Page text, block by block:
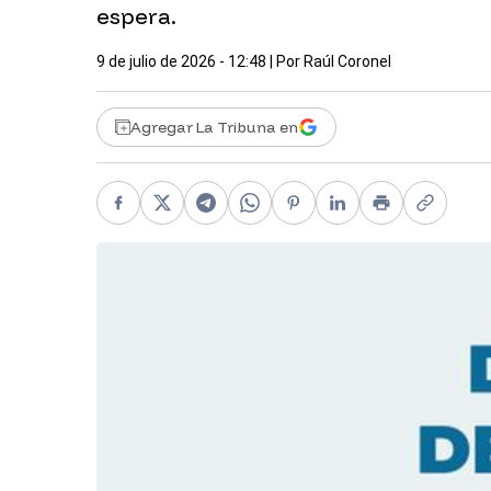
espera.
9 de julio de 2026 - 12:48 | Por Raúl Coronel
Agregar La Tribuna en
Facebook
X TelegramWhatsApp
PinterestLinkedIn
PrintCopy